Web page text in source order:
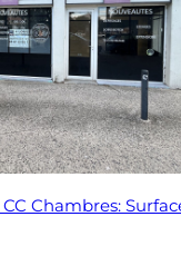
CC Chambres: